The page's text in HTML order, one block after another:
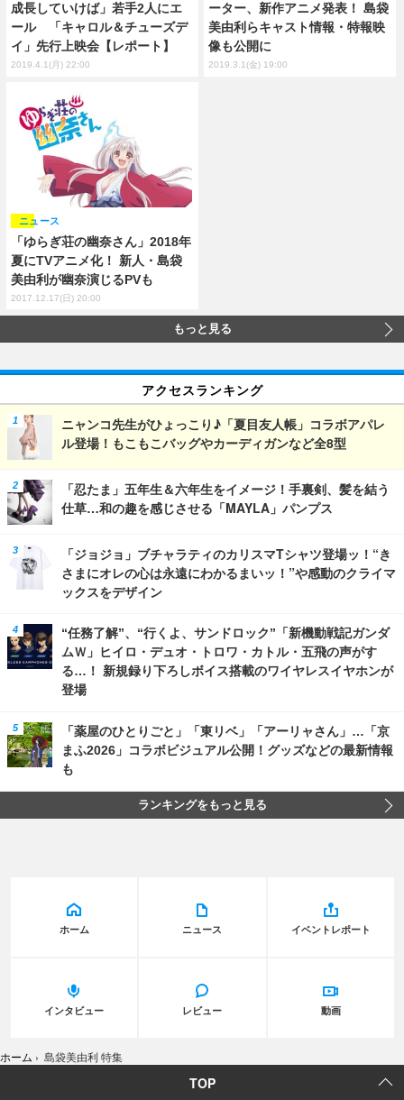
成長していけば」若手2人にエ
ール 「キャロル＆チューズデ
イ」先行上映会【レポート】
2019.4.1(月) 22:00
ーター、新作アニメ発表！ 島袋
美由利らキャスト情報・特報映
像も公開に
2019.3.1(金) 19:00
「ゆらぎ荘の幽奈さん」2018年
夏にTVアニメ化！ 新人・島袋
美由利が幽奈演じるPVも
ニュース
2017.12.17(日) 20:00
もっと見る
アクセスランキング
ニャンコ先生がひょっこり♪「夏目友人帳」コラボアパレ
ル登場！もこもこバッグやカーディガンなど全8型
「忍たま」五年生＆六年生をイメージ！手裏剣、髪を結う
仕草…和の趣を感じさせる「MAYLA」パンプス
「ジョジョ」ブチャラティのカリスマTシャツ登場ッ！“き
さまにオレの心は永遠にわかるまいッ！”や感動のクライマ
ックスをデザイン
“任務了解”、“行くよ、サンドロック”「新機動戦記ガンダ
ムＷ」ヒイロ・デュオ・トロワ・カトル・五飛の声がす
る…！ 新規録り下ろしボイス搭載のワイヤレスイヤホンが
登場
「薬屋のひとりごと」「東リベ」「アーリャさん」…「京
まふ2026」コラボビジュアル公開！グッズなどの最新情報
も
ランキングをもっと見る
ホーム ニュース イベントレポート
インタビュー レビュー 動画
ホーム › 島袋美由利 特集
TOP